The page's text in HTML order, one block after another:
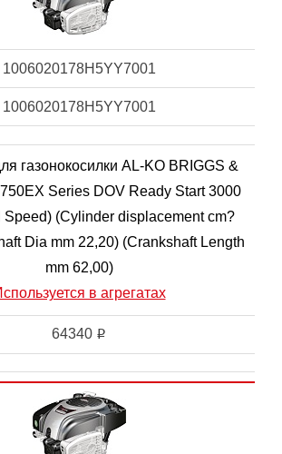
1006020178H5YY7001
1006020178H5YY7001
газонокосилки AL-KO BRIGGS &
Series DOV Ready Start 3000
Speed) (Cylinder displacement cm?
Dia mm 22,20) (Crankshaft Length
mm 62,00)
в агрегатах
64340 i